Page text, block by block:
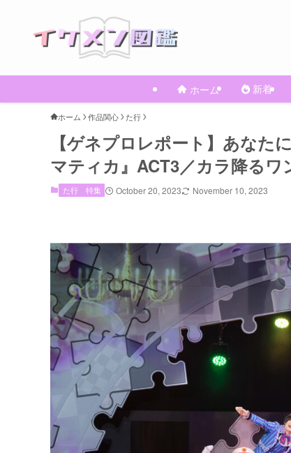
ホーム 新着
ホーム 作品関心 た行
【ゲネプロレポート】あな
マティカ』ACT3／カラ降るワ
た行 特集 October 20, 2023 November 10, 2023